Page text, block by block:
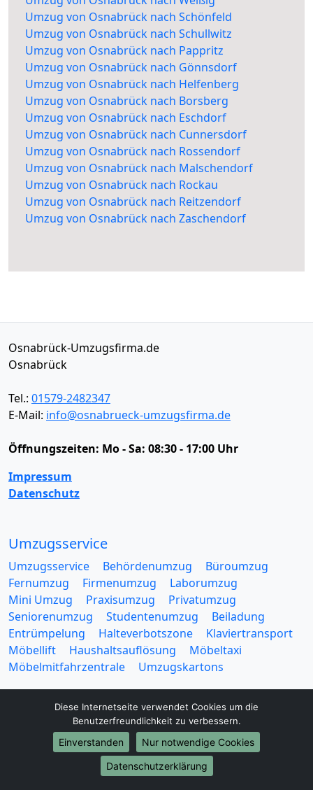
Umzug von Osnabrück nach Schönfeld
Umzug von Osnabrück nach Schullwitz
Umzug von Osnabrück nach Pappritz
Umzug von Osnabrück nach Gönnsdorf
Umzug von Osnabrück nach Helfenberg
Umzug von Osnabrück nach Borsberg
Umzug von Osnabrück nach Eschdorf
Umzug von Osnabrück nach Cunnersdorf
Umzug von Osnabrück nach Rossendorf
Umzug von Osnabrück nach Malschendorf
Umzug von Osnabrück nach Rockau
Umzug von Osnabrück nach Reitzendorf
Umzug von Osnabrück nach Zaschendorf
Osnabrück-Umzugsfirma.de
Osnabrück
Tel.: 01579-2482347
E-Mail: info@osnabrueck-umzugsfirma.de
Öffnungszeiten: Mo - Sa: 08:30 - 17:00 Uhr
Impressum
Datenschutz
Umzugsservice
Umzugsservice Behördenumzug
Büroumzug
Fernumzug
Firmenumzug
Laborumzug
Mini Umzug
Praxisumzug
Privatumzug
Seniorenumzug
Studentenumzug
Beiladung
Entrümpelung
Halteverbotszone
Klaviertransport
Möbellift
Haushaltsauflösung
Möbeltaxi
Möbelmitfahrzentrale
Umzugskartons
Europa-Umzüge
Umzug von Osnabrück nach Belarus
Diese Internetseite verwendet Cookies um die
Benutzerfreundlichkeit zu verbessern.
Einverstanden
Nur notwendige Cookies
Datenschutzerklärung